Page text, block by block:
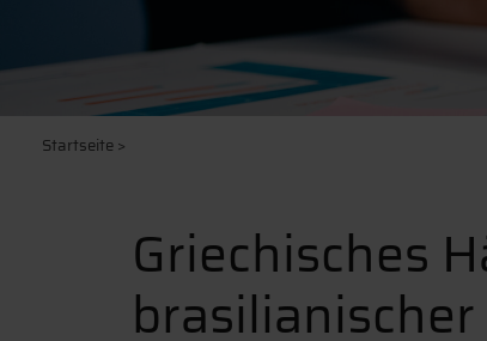
Startseite>
Griechisches